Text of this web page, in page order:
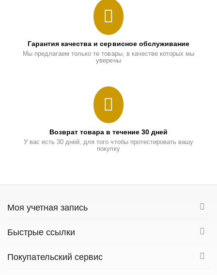
Гарантия качества и сервисное обслуживание
Мы предлагаем только те товары, в качестве которых мы
уверены
Возврат товара в течение 30 дней
У вас есть 30 дней, для того чтобы протестировать вашу
покупку
Моя учетная запись
Быстрые ссылки
Покупательский сервис